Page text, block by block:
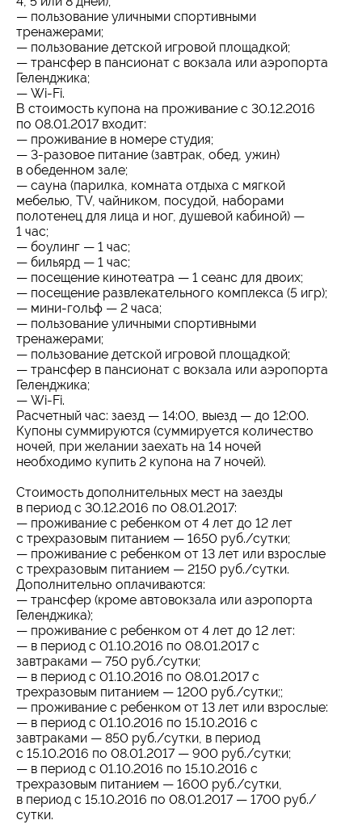
— пользование уличными спортивными
тренажерами;
— пользование детской игровой площадкой;
— трансфер в пансионат с вокзала или аэропорта
Геленджика;
— Wi-Fi.
В стоимость купона на проживание с 30.12.2016
по 08.01.2017 входит:
— проживание в номере студия;
— 3-разовое питание (завтрак, обед, ужин)
в обеденном зале;
— сауна (парилка, комната отдыха с мягкой
мебелью, TV, чайником, посудой, наборами
полотенец для лица и ног, душевой кабиной) —
1 час;
— боулинг — 1 час;
— бильярд — 1 час;
— посещение кинотеатра — 1 сеанс для двоих;
— посещение развлекательного комплекса (5 игр);
— мини-гольф — 2 часа;
— пользование уличными спортивными
тренажерами;
— пользование детской игровой площадкой;
— трансфер в пансионат с вокзала или аэропорта
Геленджика;
— Wi-Fi.
Расчетный час: заезд — 14:00, выезд — до 12:00.
Купоны суммируются (суммируется количество
ночей, при желании заехать на 14 ночей
необходимо купить 2 купона на 7 ночей).
Стоимость дополнительных мест на заезды
в период с 30.12.2016 по 08.01.2017:
— проживание с ребенком от 4 лет до 12 лет
с трехразовым питанием — 1650 руб./сутки;
— проживание с ребенком от 13 лет или взрослые
с трехразовым питанием — 2150 руб./сутки.
Дополнительно оплачиваются:
— трансфер (кроме автовокзала или аэропорта
Геленджика);
— проживание с ребенком от 4 лет до 12 лет:
— в период с 01.10.2016 по 08.01.2017 с
завтраками — 750 руб./сутки;
— в период с 01.10.2016 по 08.01.2017 с
трехразовым питанием — 1200 руб./сутки;;
— проживание с ребенком от 13 лет или взрослые:
— в период с 01.10.2016 по 15.10.2016 с
завтраками — 850 руб./сутки, в период
с 15.10.2016 по 08.01.2017 — 900 руб./сутки;
— в период с 01.10.2016 по 15.10.2016 с
трехразовым питанием — 1600 руб./сутки,
в период с 15.10.2016 по 08.01.2017 — 1700 руб./
сутки.